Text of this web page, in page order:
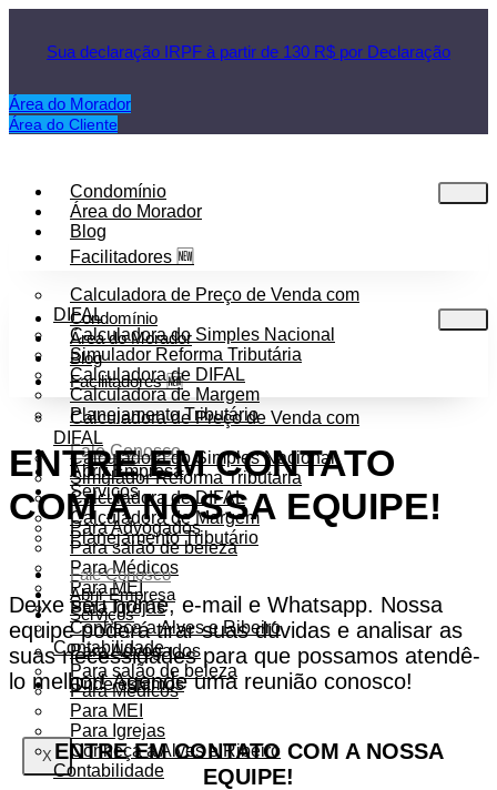
Sua declaração IRPF à partir de 130 R$ por Declaração
Área do Morador
Área do Cliente
Condomínio
Área do Morador
Blog
Facilitadores 🆕
Calculadora de Preço de Venda com
DIFAL
Calculadora do Simples Nacional
Simulador Reforma Tributária
Calculadora de DIFAL
Calculadora de Margem
Planejamento Tributário
Fale Conosco
Abrir Empresa
Serviços
Para Advogados
Para salão de beleza
Para Médicos
Para MEI
Para Igrejas
Conheça a Alves e Ribeiro
Contabilidade
Onde estamos
X
Condomínio
Área do Morador
Blog
Facilitadores 🆕
Calculadora de Preço de Venda com
DIFAL
Calculadora do Simples Nacional
Simulador Reforma Tributária
Calculadora de DIFAL
Calculadora de Margem
Planejamento Tributário
Fale Conosco
Abrir Empresa
Serviços
Para Advogados
Para salão de beleza
Para Médicos
Para MEI
Para Igrejas
Conheça a Alves e Ribeiro
Contabilidade
ENTRE EM CONTATO
COM A NOSSA EQUIPE!
Deixe seu nome, e-mail e Whatsapp. Nossa
equipe poderá tirar suas dúvidas e analisar as
suas necessidades para que possamos atendê-
lo melhor! Agende uma reunião conosco!
ENTRE EM CONTATO COM A NOSSA
EQUIPE!